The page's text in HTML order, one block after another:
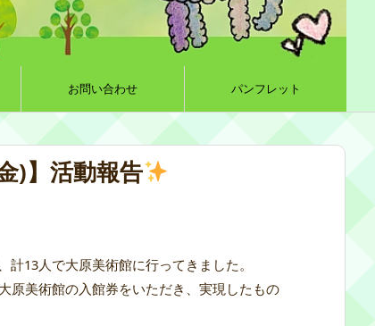
お問い合わせ パンフレット
)】活動報告
13人で大原美術館に行ってきました。
原美術館の入館券をいただき、実現したもの